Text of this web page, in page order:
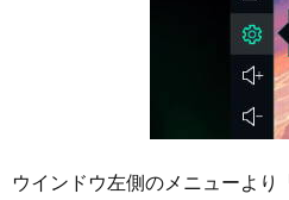
ウインドウ左側のメニューより